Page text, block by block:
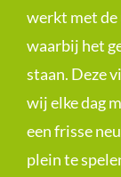
werkt met de
waarbij het
staan. Deze
wij elke dag
een frisse
plein te